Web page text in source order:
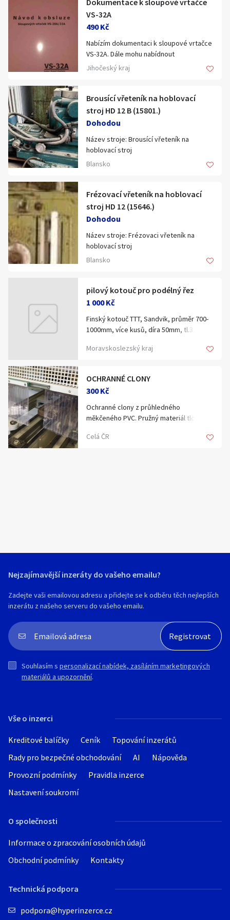
Dokumentace k sloupové vrtačce
VS-32A
490 Kč
Nabízím dokumentaci k sloupové vrtačce
VS-32A. Dále mohu nabídnout
dokumentaci pro vrtačku VS-20A a VS-20
Jihočeský kraj
Brousící vřeteník na hoblovací
stroj HD 12 B (15801.)
Dohodou
Název stroje: Brousící vřeteník na
hoblovací stroj
Katalogové číslo: 15801
Blansko
Frézovací vřeteník na hoblovací
stroj HD 12 (15646.)
Dohodou
Název stroje: Frézovaci vřeteník na
hoblovací stroj
Katalogové číslo: 15646
Blansko
pilový kotouč pro podélný řez
1 000 Kč
Finský kotouč TTT, Sandvik, průměr 700-
1000mm, více kusů, díra 50mm, tl.3,6mm.
Původní cena 15000,-/ks.
Moravskoslezský kraj
OCHRANNÉ CLONY
300 Kč
Ochranné clony z průhledného
měkčeného PVC. Pružný materiál tloušťky
Podstatně nižší cena oproti
Celá ČR
Jihočeský kraj
Jihomoravský kraj
Zobrazit všechny regiony
Stáří inzerátu
Hledat v textu
Nabídka/poptávka
Neuvedeno
Lokalita:
Neuvedeno
Ráno
E-mail
Souhlasím s personalizací nabídek, zasíláním
marketingových materiálů a upozornění.
Vše o inzerci
Kreditové balíčky Ceník
Topování inzerátů
Rady pro bezpečné obchodování
AI
Nápověda
Provozní podmínky
Pravidla inzerce
Nastavení soukromí
O společnosti
Informace o zpracování osobních údajů
Obchodní podmínky
Kontakty
Technická podpora
podpora@hyperinzerce.cz
Nejzajímavější inzeráty do vašeho emailu?
Zadejte vaši emailovou adresu a přidejte se k odběru těch nejlepších
inzerátu z našeho serveru do vašeho emailu.
Souhlasím s personalizací nabídek, zasíláním marketingových
materiálů a upozornění.